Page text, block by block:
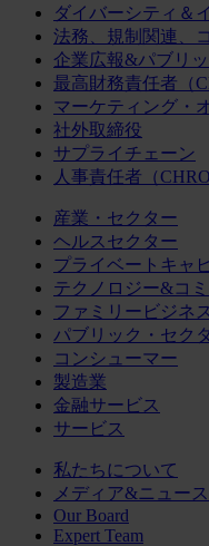
ダイバーシティ＆
法務、規制関連、
企業広報&パブリ
最高財務責任者（
マーケティング・
社外取締役
サプライチェーン
人事責任者（CHRO
産業・セクター
ヘルスセクター
プライベートキャ
テクノロジー&コ
ファミリービジネ
パブリック・セク
コンシューマー
製造業
金融サービス
サービス
私たちについて
メディア&ニュース
Our Board
Expert Team